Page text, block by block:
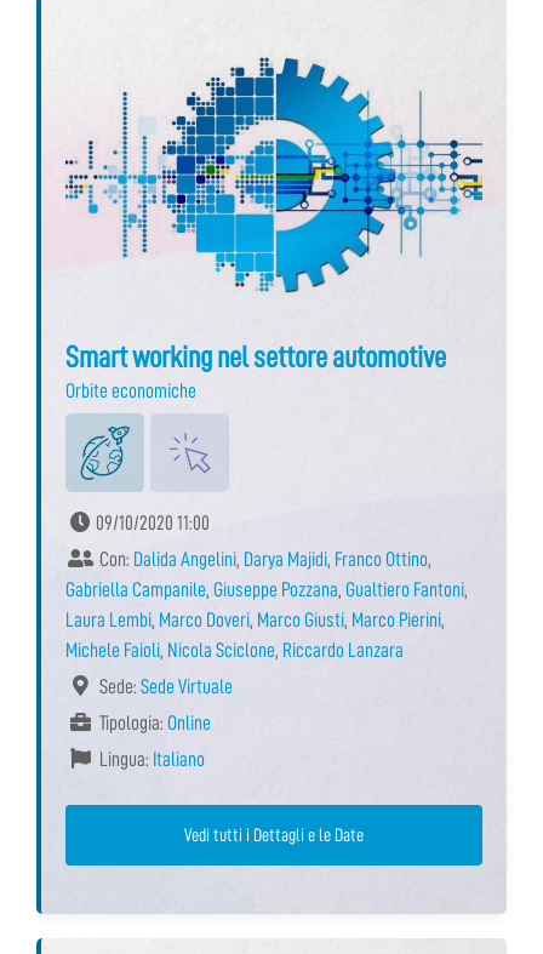
Smart working nel settore automotive
Orbite economiche
09/10/2020 11:00
Con: Dalida Angelini, Darya Majidi, Franco Ottino,
Gabriella Campanile, Giuseppe Pozzana, Gualtiero Fantoni,
Laura Lembi, Marco Doveri, Marco Giusti, Marco Pierini,
Michele Faioli, Nicola Sciclone, Riccardo Lanzara
Sede: Sede Virtuale
Tipologia: Online
Lingua: Italiano
Vedi tutti i Dettagli e le Date